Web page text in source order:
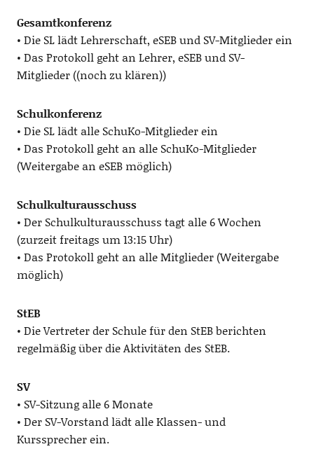
Gesamtkonferenz
• Die SL lädt Lehrerschaft, eSEB und SV-Mitglieder ein
• Das Protokoll geht an Lehrer, eSEB und SV-
Mitglieder ((noch zu klären))
Schulkonferenz
• Die SL lädt alle SchuKo-Mitglieder ein
• Das Protokoll geht an alle SchuKo-Mitglieder
(Weitergabe an eSEB möglich)
Schulkulturausschuss
• Der Schulkulturausschuss tagt alle 6 Wochen
(zurzeit freitags um 13:15 Uhr)
• Das Protokoll geht an alle Mitglieder (Weitergabe
möglich)
StEB
• Die Vertreter der Schule für den StEB berichten
regelmäßig über die Aktivitäten des StEB.
SV
• SV-Sitzung alle 6 Monate
• Der SV-Vorstand lädt alle Klassen- und
Kurssprecher ein.